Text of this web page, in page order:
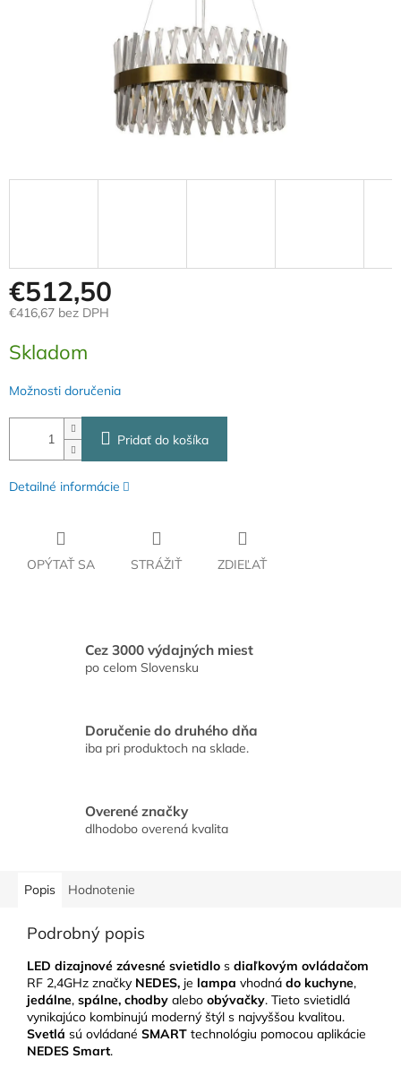
€512,50
€416,67 bez DPH
cena:
Skladom
Možnosti doručenia
Pridať do košíka
Detailné informácie
OPÝTAŤ SA STRÁŽIŤ ZDIEĽAŤ
Cez 3000 výdajných miest
po celom Slovensku
Doručenie do druhého dňa
iba pri produktoch na sklade.
Overené značky
dlhodobo overená kvalita
Popis Hodnotenie
Podrobný popis
LED dizajnové závesné svietidlo s diaľkovým ovládačom
RF 2,4GHz značky NEDES, je lampa vhodná do kuchyne,
jedálne, spálne, chodby alebo obývačky. Tieto svietidlá
vynikajúco kombinujú moderný štýl s najvyššou kvalitou.
Svetlá sú ovládané SMART technológiu pomocou aplikácie
NEDES Smart.